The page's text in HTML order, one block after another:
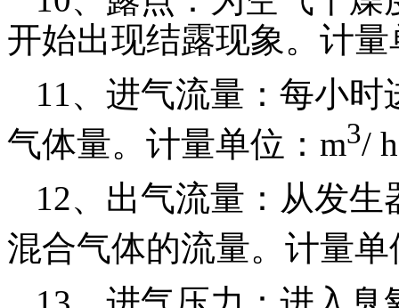
开始出现结露现象。计
11、进气流量：每小
气体量。计量单位： m3/ h
12、出气流量：从发
混合气体的流量。计量单